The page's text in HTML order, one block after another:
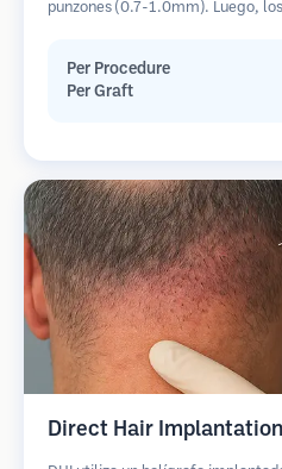
punzones (0.7-1.0mm). Luego,
en comparación con los
Per Procedure
Per Graft
Direct Hair Implantation